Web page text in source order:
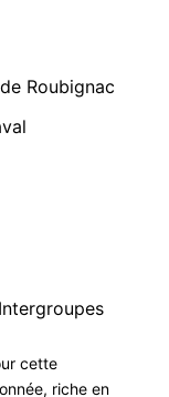
Roubignac
cette
riche en